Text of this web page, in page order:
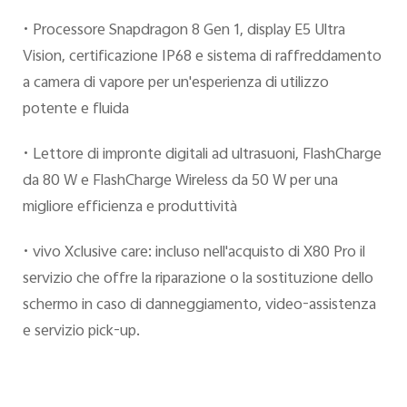
• Processore Snapdragon 8 Gen 1, display E5 Ultra
Vision, certificazione IP68 e sistema di raffreddamento
a camera di vapore per un'esperienza di utilizzo
potente e fluida
• Lettore di impronte digitali ad ultrasuoni, FlashCharge
da 80 W e FlashCharge Wireless da 50 W per una
migliore efficienza e produttività
• vivo Xclusive care: incluso nell'acquisto di X80 Pro il
servizio che offre la riparazione o la sostituzione dello
schermo in caso di danneggiamento, video-assistenza
e servizio pick-up.